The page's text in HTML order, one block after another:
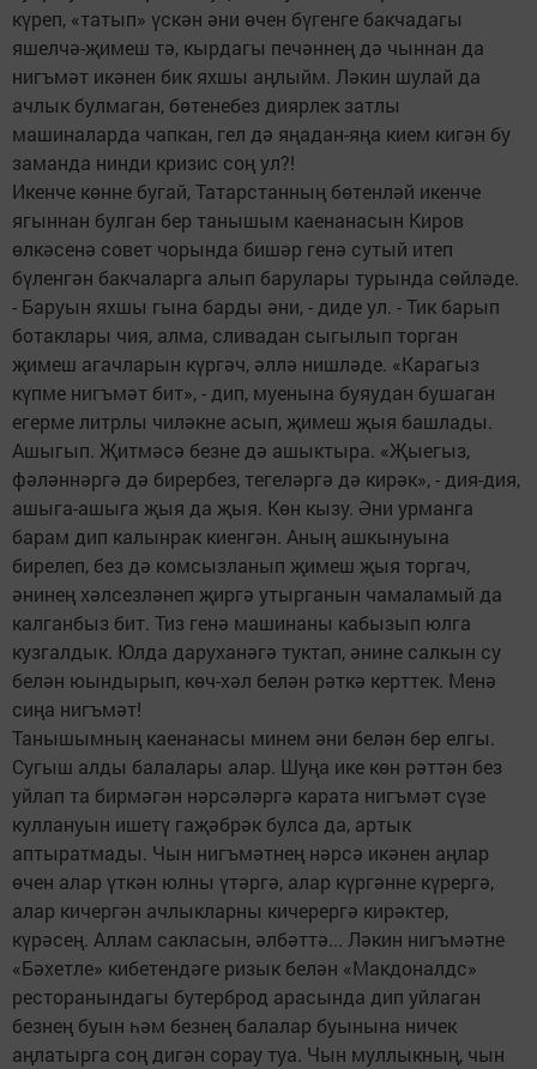
күреп, «татып» үскән әни өчен бүгенге бакчадагы
яшелчә-җимеш тә, кырдагы печәннең дә чыннан да
нигъмәт икәнен бик яхшы аңлыйм. Ләкин шулай да
ачлык булмаган, бөтенебез диярлек затлы
машиналарда чапкан, гел дә яңадан-яңа кием кигән бу
заманда нинди кризис соң ул?!
Икенче көнне бугай, Татарстанның бөтенләй икенче
ягыннан булган бер танышым каенанасын Киров
өлкәсенә совет чорында бишәр генә сутый итеп
бүленгән бакчаларга алып барулары турында сөйләде.
- Баруын яхшы гына барды әни, - диде ул. - Тик барып
ботаклары чия, алма, сливадан сыгылып торган
җимеш агачларын күргәч, әллә нишләде. «Карагыз
күпме нигъмәт бит», - дип, муенына буяудан бушаган
егерме литрлы чиләкне асып, җимеш җыя башлады.
Ашыгып. Җитмәсә безне дә ашыктыра. «Җыегыз,
фәләннәргә дә бирербез, тегеләргә дә кирәк», - дия-дия,
ашыга-ашыга җыя да җыя. Көн кызу. Әни урманга
барам дип калынрак киенгән. Аның ашкынуына
бирелеп, без дә комсызланып җимеш җыя торгач,
әнинең хәлсезләнеп җиргә утырганын чамаламый да
калганбыз бит. Тиз генә машинаны кабызып юлга
кузгалдык. Юлда даруханәгә туктап, әнине салкын су
белән юындырып, көч-хәл белән рәткә керттек. Менә
сиңа нигъмәт!
Танышымның каенанасы минем әни белән бер елгы.
Сугыш алды балалары алар. Шуңа ике көн рәттән без
уйлап та бирмәгән нәрсәләргә карата нигъмәт сүзе
куллануын ишетү гаҗәбрәк булса да, артык
аптыратмады. Чын нигъмәтнең нәрсә икәнен аңлар
өчен алар үткән юлны үтәргә, алар күргәнне күрергә,
алар кичергән ачлыкларны кичерергә кирәктер,
күрәсең. Аллам сакласын, әлбәттә... Ләкин нигъмәтне
«Бәхетле» кибетендәге ризык белән «Макдоналдс»
ресторанындагы бутерброд арасында дип уйлаган
безнең буын һәм безнең балалар буынына ничек
аңлатырга соң дигән сорау туа. Чын муллыкның, чын